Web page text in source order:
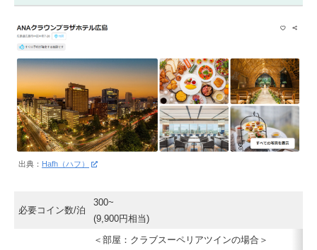
出典： Hafh（ハフ）
必要コイン数/泊
300~
(9,900円相当)
＜部屋：クラブスーペリアツインの場合＞